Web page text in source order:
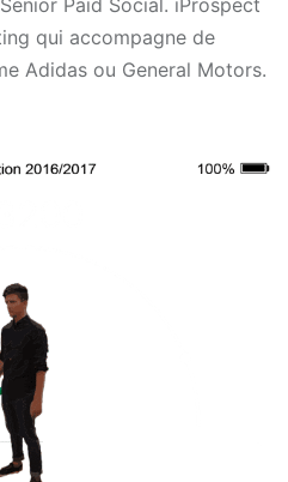
qui accompagne de
Adidas ou General Motors.